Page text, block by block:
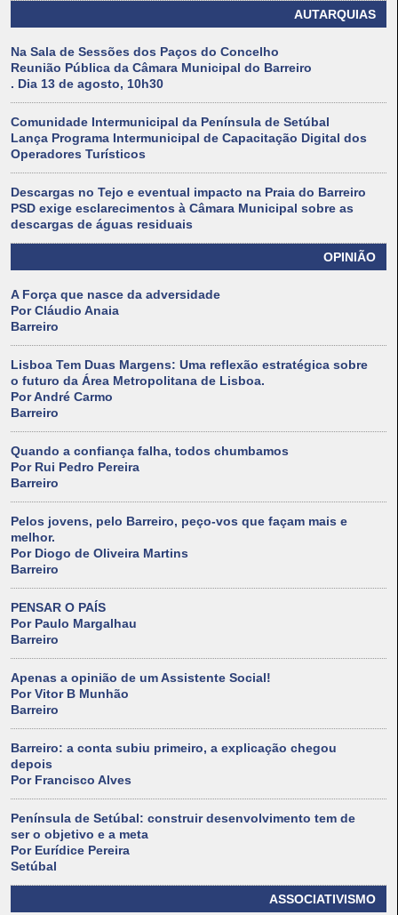
AUTARQUIAS
Na Sala de Sessões dos Paços do Concelho
Reunião Pública da Câmara Municipal do Barreiro
. Dia 13 de agosto, 10h30
Comunidade Intermunicipal da Península de Setúbal
Lança Programa Intermunicipal de Capacitação Digital dos
Operadores Turísticos
Descargas no Tejo e eventual impacto na Praia do Barreiro
PSD exige esclarecimentos à Câmara Municipal sobre as
descargas de águas residuais
OPINIÃO
A Força que nasce da adversidade
Por Cláudio Anaia
Barreiro
Lisboa Tem Duas Margens: Uma reflexão estratégica sobre
o futuro da Área Metropolitana de Lisboa.
Por André Carmo
Barreiro
Quando a confiança falha, todos chumbamos
Por Rui Pedro Pereira
Barreiro
Pelos jovens, pelo Barreiro, peço-vos que façam mais e
melhor.
Por Diogo de Oliveira Martins
Barreiro
PENSAR O PAÍS
Por Paulo Margalhau
Barreiro
Apenas a opinião de um Assistente Social!
Por Vitor B Munhão
Barreiro
Barreiro: a conta subiu primeiro, a explicação chegou
depois
Por Francisco Alves
Península de Setúbal: construir desenvolvimento tem de
ser o objetivo e a meta
Por Eurídice Pereira
Setúbal
ASSOCIATIVISMO